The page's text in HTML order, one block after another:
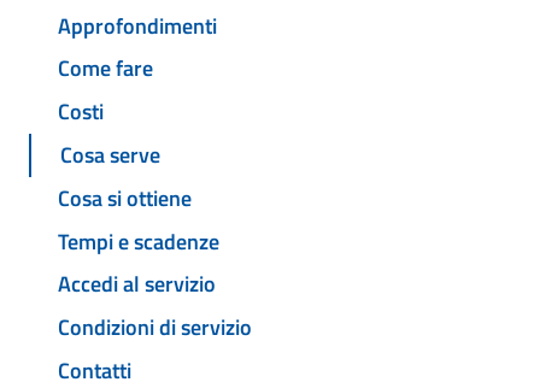
Approfondimenti
Come fare
Costi
Cosa serve
Cosa si ottiene
Tempi e scadenze
Accedi al servizio
Condizioni di servizio
Contatti